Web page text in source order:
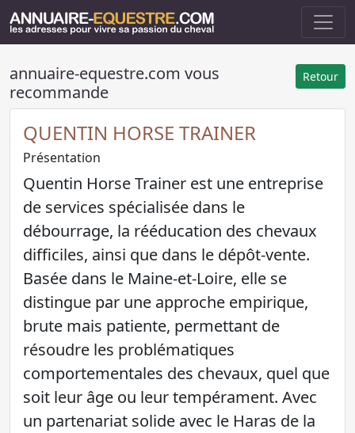
Retour
annuaire-equestre.com vous
recommande
QUENTIN HORSE TRAINER
Présentation
Quentin Horse Trainer est une entreprise
de services spécialisée dans le
débourrage, la rééducation des chevaux
difficiles, ainsi que dans le dépôt-vente.
Basée dans le Maine-et-Loire, elle se
distingue par une approche empirique,
brute mais patiente, permettant de
résoudre les problématiques
comportementales des chevaux, quel que
soit leur âge ou leur tempérament. Avec
un partenariat solide avec le Haras de la